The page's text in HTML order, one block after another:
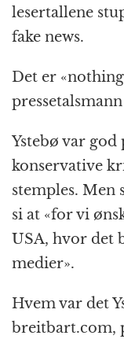
lesertallene
fake news.
Det er
Ystebø var
konservative
stemples. Men
si at «for vi
USA, hvor det
medier».
Hvem var det
breitbart.com,